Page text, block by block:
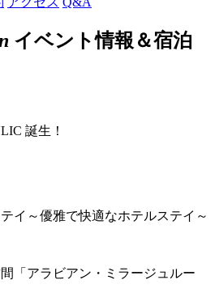
イベント情報＆宿泊
誕生！
イ～優雅で快適なホテルステイ～
「アラビアン・ミラージュルー